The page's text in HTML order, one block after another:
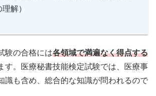
解）
験の合格には各領域で満遍なく得点する
す。医療秘書技能検定試験では、医療事
識も含め、総合的な知識が問われるので